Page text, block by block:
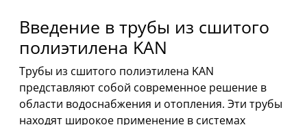
Введение в трубы из сшитого
полиэтилена KAN
Трубы из сшитого полиэтилена KAN
представляют собой современное решение в
области водоснабжения и отопления. Эти трубы
находят широкое применение в системах